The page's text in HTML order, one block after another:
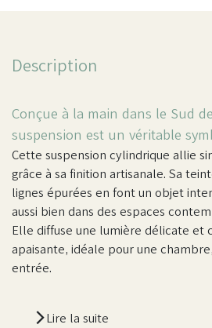
Description
Conçue à la main dans le Sud
suspension est un véritable
Cette suspension cylindrique allie
grâce à sa finition artisanale. Sa
lignes épurées en font un objet
aussi bien dans des espaces
Elle diffuse une lumière délicate et
apaisante, idéale pour une
entrée.
Lire la suite